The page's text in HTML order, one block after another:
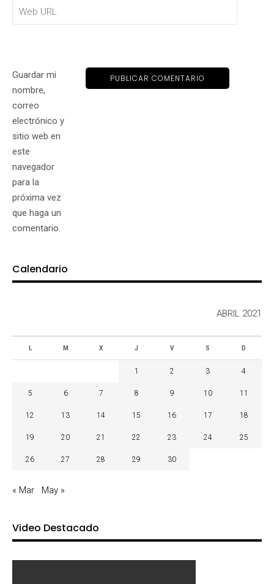
Guardar mi
nombre,
correo
electrónico y
sitio web en
este
navegador
para la
próxima vez
que haga un
comentario.
Calendario
ABRIL 2021
L M X J V S D
1 2 3 4
5 6 7 8 9 10 11
12 13 14 15 16 17 18
19 20 21 22 23 24 25
26 27 28 29 30
« Mar May »
Video Destacado